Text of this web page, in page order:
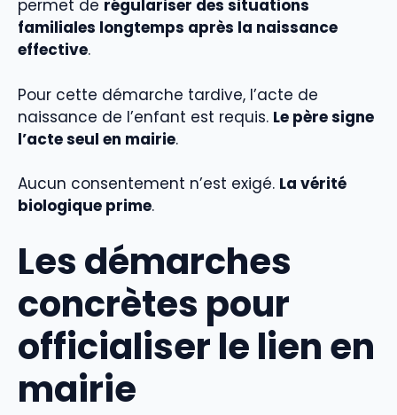
permet de régulariser des situations
familiales longtemps après la naissance
effective.
Pour cette démarche tardive, l’acte de
naissance de l’enfant est requis. Le père signe
l’acte seul en mairie.
Aucun consentement n’est exigé. La vérité
biologique prime.
Les démarches
concrètes pour
officialiser le lien en
mairie